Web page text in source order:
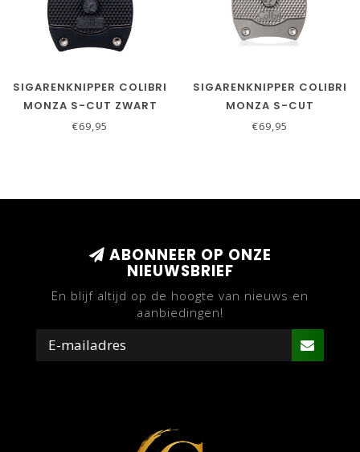
SIGARENKNIPPER COLIBRI
MONZA S-CUT ZWART
€69,95
SIGARENKNIPPER COLIBRI
MONZA S-CUT
GUNMETAL
€69,95
ABONNEER OP ONZE
NIEUWSBRIEF
En blijf altijd op de hoogte van nieuws en
aanbiedingen!